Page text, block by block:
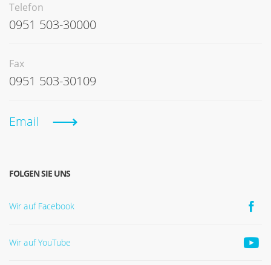
Telefon
0951 503-30000
Fax
0951 503-30109
Email
FOLGEN SIE UNS
Wir auf Facebook
Wir auf YouTube